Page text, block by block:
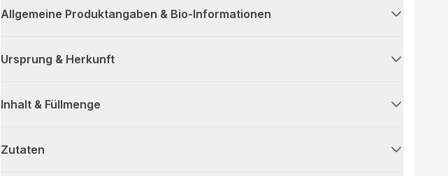
Allgemeine Produktangaben & Bio-Informationen
Ursprung & Herkunft
Inhalt & Füllmenge
Zutaten